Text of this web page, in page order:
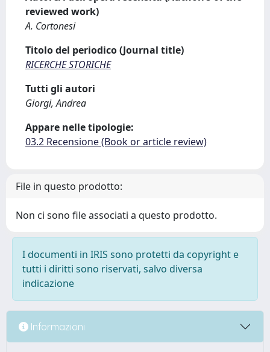
reviewed work)
A. Cortonesi
Titolo del periodico (Journal title)
RICERCHE STORICHE
Tutti gli autori
Giorgi, Andrea
Appare nelle tipologie:
03.2 Recensione (Book or article review)
File in questo prodotto:
Non ci sono file associati a questo prodotto.
I documenti in IRIS sono protetti da copyright e
tutti i diritti sono riservati, salvo diversa
indicazione
Informazioni